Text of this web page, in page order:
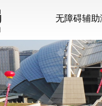
无障碍辅